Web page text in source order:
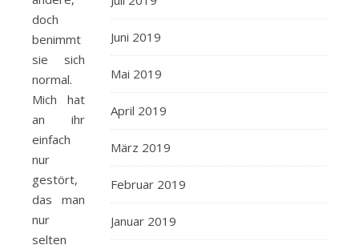
doch
benimmt
sie sich
normal.
Mich hat
an ihr
einfach
nur
gestört,
das man
nur
selten
Juni 2019
Mai 2019
April 2019
März 2019
Februar 2019
Januar 2019